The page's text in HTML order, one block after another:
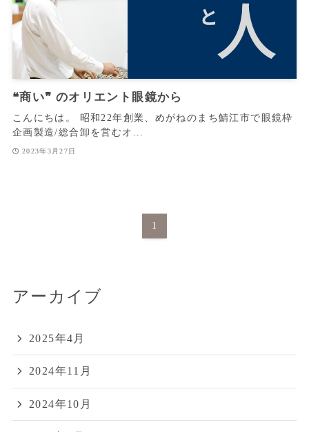
❝商い❞ のオリエント眼鏡から
こんにちは。 昭和22年創業、めがねのまち鯖江市で眼鏡枠
企画製造/総合卸を営むオ...
2023年3月27日
1
アーカイブ
2025年4月
2024年11月
2024年10月